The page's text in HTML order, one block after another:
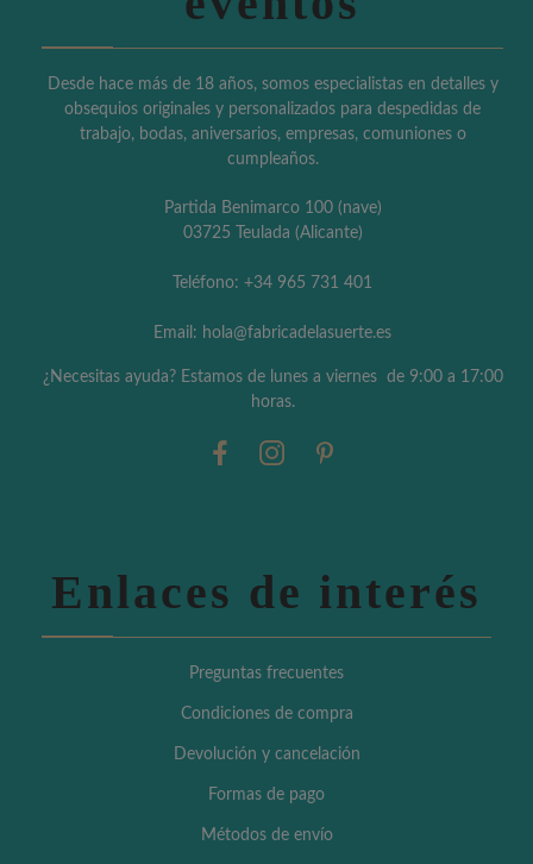
Desde hace más de 18 años, somos especialistas en detalles y
obsequios originales y personalizados para despedidas de
trabajo, bodas, aniversarios, empresas, comuniones o
cumpleaños.
Partida Benimarco 100 (nave)
03725 Teulada (Alicante)
Teléfono: +34 965 731 401
Email: hola@fabricadelasuerte.es
¿Necesitas ayuda? Estamos de lunes a viernes de 9:00 a 17:00
horas.
Enlaces de interés
Preguntas frecuentes
Condiciones de compra
Devolución y cancelación
Formas de pago
Métodos de envío